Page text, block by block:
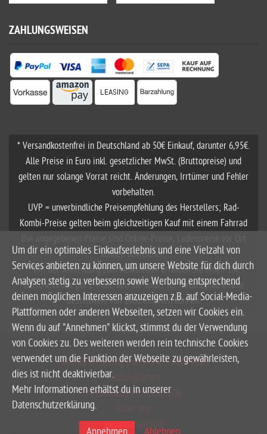
ZAHLUNGSWEISEN
* Versandkostenfrei in Deutschland ab 50€ Einkauf, darunter 6,95€.
Alle Preise in Euro inkl. gesetzlicher MwSt. (Bruttopreise) und
gelten nur solange Vorrat reicht. Änderungen, Irrtümer und Fehler
vorbehalten.
UVP = unverbindliche Preisempfehlung des Herstellers; Rad-
Kombi-Preise gelten beim gleichzeitigen Kauf mit einem Fahrrad
können abweichen.
**Mit der Anmeldung zum Newsletter erhalten Sie einen 10€
Gutscheincode per E-Mail, den Sie sofort im Webshop ab einem
Bestellwert von 100€ einlösen können.
Fahrrad-Beratung unter 0961-20099680
Zahlungsarten
Versandkostenfrei ab 50€
Stellenangebote
Um dir ein optimales Einkaufserlebnis und eine Vielzahl von
Services anbieten zu können, um unsere Website für dich durch
Analysen stetig zu verbessern sowie Werbung entsprechend
deinen möglichen Interessen anzuzeigen z.B. auf Social-Media-
Plattformen oder anderen Webseiten, setzen wir Cookies ein.
Wenn du auf "Annehmen" klickst, stimmst du der Verwendung
von Cookies zu. Des weiteren werden rein technische Cookies
verwendet um die Funktion der Webseite zu gewährleisten,
dies ist nicht deaktivierbar.
Mehr Informationen erhältst du in unserer
Datenschutzerklärung.